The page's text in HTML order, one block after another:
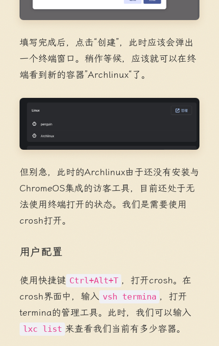
填写完成后，点击“创建”，此时应该会弹出
一个终端窗口。稍作等候，应该就可以在终
端看到新的容器”Archlinux“了。
但别急，此时的Archlinux由于还没有安装与
ChromeOS集成的访客工具，目前还处于无
法使用终端打开的状态。我们是需要使用
crosh打开。
用户配置
使用快捷键 Ctrl+Alt+T ，打开crosh。在
crosh界面中，输入 vsh termina ，打开
termina的管理工具。此时，我们可以输入
lxc list 来查看我们当前有多少容器。